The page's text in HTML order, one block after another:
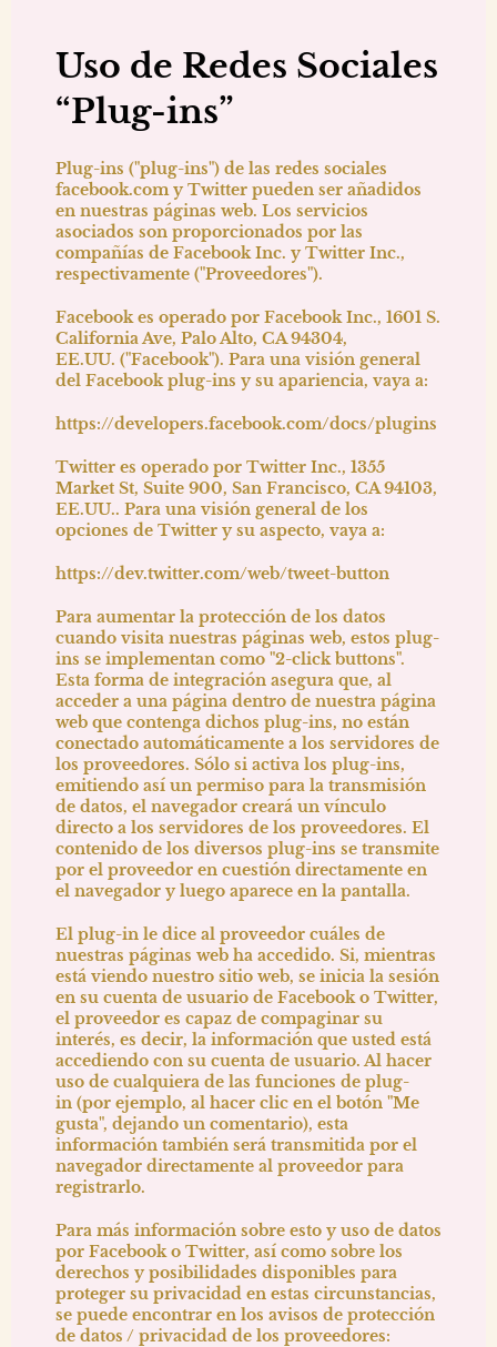
Uso de Redes Sociales
“Plug-ins”
Plug-ins ("plug-ins") de las redes sociales
facebook.com y Twitter pueden ser añadidos
en nuestras páginas web. Los servicios
asociados son proporcionados por las
compañías de Facebook Inc. y Twitter Inc.,
respectivamente ("Proveedores").
Facebook es operado por Facebook Inc., 1601 S.
California Ave, Palo Alto, CA 94304,
EE.UU. ("Facebook"). Para una visión general
del Facebook plug-ins y su apariencia, vaya a:
https://developers.facebook.com/docs/plugins
Twitter es operado por Twitter Inc., 1355
Market St, Suite 900, San Francisco, CA 94103,
EE.UU.. Para una visión general de los
opciones de Twitter y su aspecto, vaya a:
https://dev.twitter.com/web/tweet-button
Para aumentar la protección de los datos
cuando visita nuestras páginas web, estos plug-
ins se implementan como "2-click buttons".
Esta forma de integración asegura que, al
acceder a una página dentro de nuestra página
web que contenga dichos plug-ins, no están
conectado automáticamente a los servidores de
los proveedores. Sólo si activa los plug-ins,
emitiendo así un permiso para la transmisión
de datos, el navegador creará un vínculo
directo a los servidores de los proveedores. El
contenido de los diversos plug-ins se transmite
por el proveedor en cuestión directamente en
el navegador y luego aparece en la pantalla.
El plug-in le dice al proveedor cuáles de
nuestras páginas web ha accedido. Si, mientras
está viendo nuestro sitio web, se inicia la sesión
en su cuenta de usuario de Facebook o Twitter,
el proveedor es capaz de compaginar su
interés, es decir, la información que usted está
accediendo con su cuenta de usuario. Al hacer
uso de cualquiera de las funciones de plug-
in (por ejemplo, al hacer clic en el botón "Me
gusta", dejando un comentario), esta
información también será transmitida por el
navegador directamente al proveedor para
registrarlo.
Para más información sobre esto y uso de datos
por Facebook o Twitter, así como sobre los
derechos y posibilidades disponibles para
proteger su privacidad en estas circunstancias,
se puede encontrar en los avisos de protección
de datos / privacidad de los proveedores: